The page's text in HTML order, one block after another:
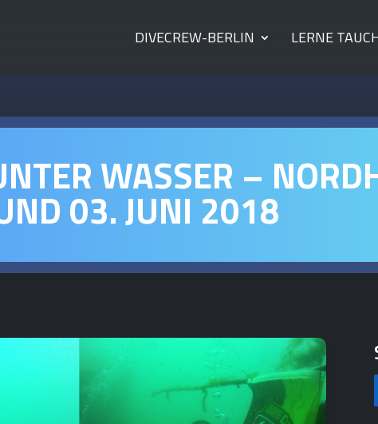
DIVECREW-BERLIN LERNE
WASSER –
03. JUNI 2018